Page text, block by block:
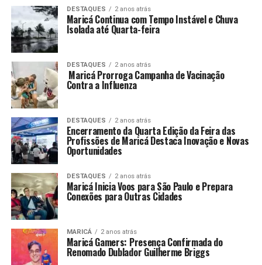
DESTAQUES 2 anos atrás
Maricá Continua com Tempo Instável e Chuva
Isolada até Quarta-feira
DESTAQUES 2 anos atrás
Maricá Prorroga Campanha de Vacinação
Contra a Influenza
DESTAQUES 2 anos atrás
Encerramento da Quarta Edição da Feira das
Profissões de Maricá Destaca Inovação e Novas
Oportunidades
DESTAQUES 2 anos atrás
Maricá Inicia Voos para São Paulo e Prepara
Conexões para Outras Cidades
MARICÁ 2 anos atrás
Maricá Gamers: Presença Confirmada do
Renomado Dublador Guilherme Briggs